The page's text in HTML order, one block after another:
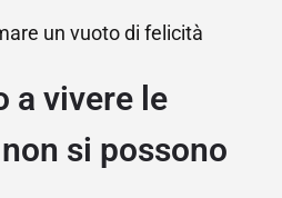
un vuoto di felicità
a vivere le
si possono